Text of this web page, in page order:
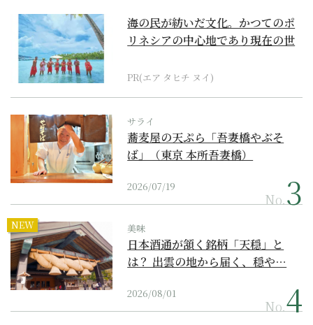
海の民が紡いだ文化。かつてのポ
リネシアの中心地であり現在の世
PR(エア タヒチ ヌイ)
サライ
蕎麦屋の天ぷら「吾妻橋やぶそ
ば」（東京 本所吾妻橋）
2026/07/19
No.
NEW 美味
日本酒通が頷く銘柄「天穏」と
は？ 出雲の地から届く、穏や…
2026/08/01
No.